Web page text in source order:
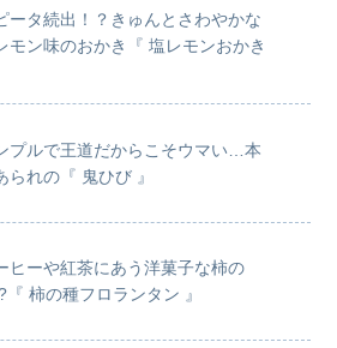
ータ続出！？きゅんとさわやかな
モン味のおかき『 塩レモンおかき
プルで王道だからこそウマい…本
られの『 鬼ひび 』
ヒーや紅茶にあう洋菓子な柿の
『 柿の種フロランタン 』